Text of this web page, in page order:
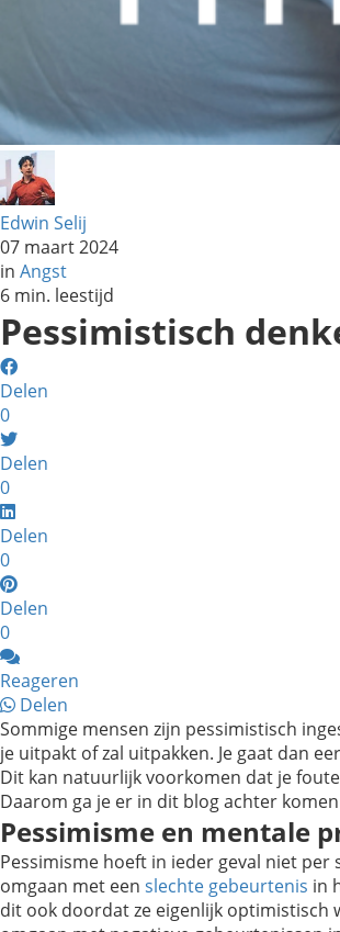
Edwin Selij
07 maart 2024
in Angst
6 min. leestijd
Pessimistisch
Delen
0
Delen
0
Delen
0
Delen
0
Reageren
Delen
Sommige mensen zijn pessimistisch
je uitpakt of zal uitpakken. Je gaat dan
Dit kan natuurlijk voorkomen dat je
Daarom ga je er in dit blog achter
Pessimisme en mentale
Pessimisme hoeft in ieder geval niet
omgaan met een slechte gebeurtenis in
dit ook doordat ze eigenlijk optimistisch